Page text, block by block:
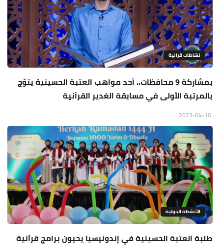
نشاطات قرآنية
بمشاركة 9 محافظات.. أحد مواهب العتبة الحسينية يتوّج
بالمرتبة الأولى في مسابقة الغدير القرآنية
الأنشطة الدولية
طلبة العتبة الحسينية في إندونيسيا يحيون برامج قرآنية